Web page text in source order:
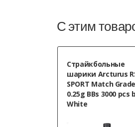
С этим
Страйкбольные
шарики Arcturus
SPORT Match Grade
0.25g BBs 3000 pcs
White